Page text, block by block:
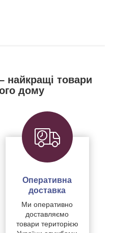
найкращі товари
дому
Оперативна
доставка
Ми оперативно
доставляємо
товари територією